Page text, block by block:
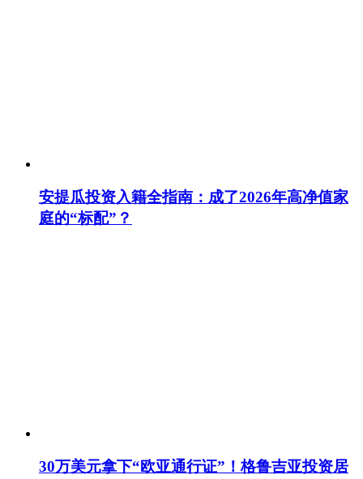
安提瓜投资入籍全指南：成了2026年高净值家
庭的“标配”？
30万美元拿下“欧亚通行证”！格鲁吉亚投资居